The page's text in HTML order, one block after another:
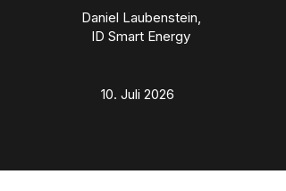
Daniel Laubenstein,
ID Smart Energy
10. Juli 2026